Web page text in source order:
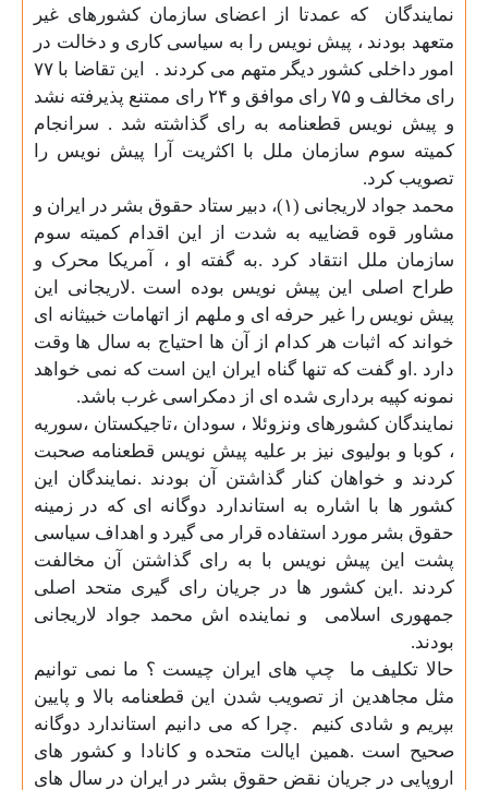
نمایندگان
که عمدتا از اعضای سازمان کشورهای غیر
متعهد بودند ، پیش نویس را به سیاسی کاری و دخالت در
امور داخلی کشور دیگر متهم می کردند .
این تقاضا با ۷۷
رای مخالف و ۷۵رای موافق و ۲۴ رای ممتنع پذیرفته نشد
و پیش نویس قطعنامه به رای گذاشته شد . سرانجام
کمیته سوم سازمان ملل با اکثریت آرا پیش نویس را
تصویب کرد.
محمد جواد لاریجانی (۱)، دبیر ستاد حقوق بشر در ایران و
مشاور قوه قضاییه به شدت از این اقدام کمیته سوم
سازمان ملل انتقاد کرد .به گفته او ، آمریکا محرک و
طراح اصلی این پیش نویس بوده است .لاریجانی این
پیش نویس را غیر حرفه ای و ملهم از اتهامات خبیثانه ای
خواند که اثبات هر کدام از آن ها احتیاج به سال ها وقت
دارد .او گفت که تنها گناه ایران این است که نمی خواهد
نمونه کپیه برداری شده ای از دمکراسی غرب باشد.
نمایندگان کشورهای ونزوئلا ، سودان ،تاجیکستان ،سوریه
، کوبا و بولیوی نیز بر علیه پیش نویس قطعنامه صحبت
کردند و خواهان کنار گذاشتن آن بودند .نمایندگان این
کشور ها با اشاره به استاندارد دوگانه ای که در زمینه
حقوق بشر مورد استفاده قرار می گیرد و اهداف سیاسی
پشت این پیش نویس با به رای گذاشتن آن مخالفت
کردند .این کشور ها در جریان رای گیری متحد اصلی
جمهوری اسلامی
و نماینده اش محمد جواد لاریجانی
بودند.
حالا تکلیف ما
چپ های ایران چیست ؟ ما نمی توانیم
مثل مجاهدین از تصویب شدن این قطعنامه بالا و پایین
بپریم و شادی کنیم
.چرا که می دانیم استاندارد دوگانه
صحیح است .همین ایالت متحده و کانادا و کشور های
اروپایی در جریان نقض حقوق بشر در ایران در سال های